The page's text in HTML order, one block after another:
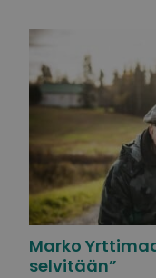
Marko
selvitään”